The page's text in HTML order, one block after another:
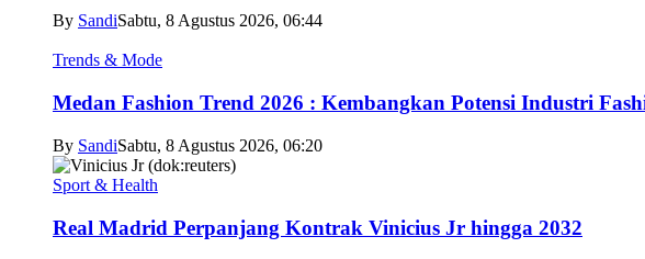
By SandiSabtu, 8 Agustus 2026, 06:44
Trends & Mode
Medan Fashion Trend 2026 : Kembangkan Potensi Industri
By SandiSabtu, 8 Agustus 2026, 06:20
Sport & Health
Real Madrid Perpanjang Kontrak Vinicius Jr hingga 2032